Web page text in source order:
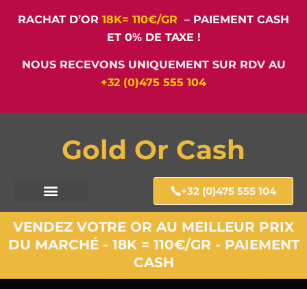
RACHAT D’OR 18K= 110€/GR – PAIEMENT CASH
ET 0% DE TAXE !
NOUS RECEVONS UNIQUEMENT SUR RDV AU
+32 (0)475 555 104
Gold Or Cash
+32 (0)475 555 104
VENDEZ VOTRE OR AU MEILLEUR PRIX
DU MARCHÉ - 18K = 110€/GR - PAIEMENT
CASH